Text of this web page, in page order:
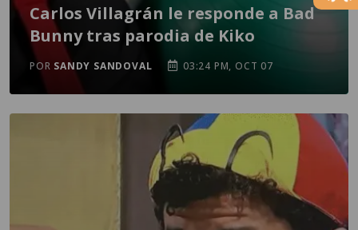
Carlos Villagrán le responde a Bad
Bunny tras parodia de Kiko
POR SANDY SANDOVAL 03:24 PM, OCT 07